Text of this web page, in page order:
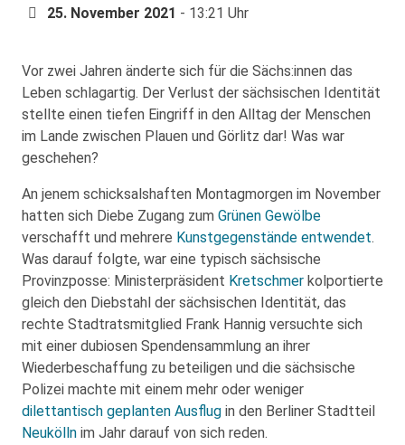
25. November 2021 - 13:21 Uhr
Vor zwei Jahren änderte sich für die Sächs:innen das
Leben schlagartig. Der Verlust der sächsischen Identität
stellte einen tiefen Eingriff in den Alltag der Menschen
im Lande zwischen Plauen und Görlitz dar! Was war
geschehen?
An jenem schicksalshaften Montagmorgen im November
hatten sich Diebe Zugang zum Grünen Gewölbe
verschafft und mehrere Kunstgegenstände entwendet.
Was darauf folgte, war eine typisch sächsische
Provinzposse: Ministerpräsident Kretschmer kolportierte
gleich den Diebstahl der sächsischen Identität, das
rechte Stadtratsmitglied Frank Hannig versuchte sich
mit einer dubiosen Spendensammlung an ihrer
Wiederbeschaffung zu beteiligen und die sächsische
Polizei machte mit einem mehr oder weniger
dilettantisch geplanten Ausflug in den Berliner Stadtteil
Neukölln im Jahr darauf von sich reden.